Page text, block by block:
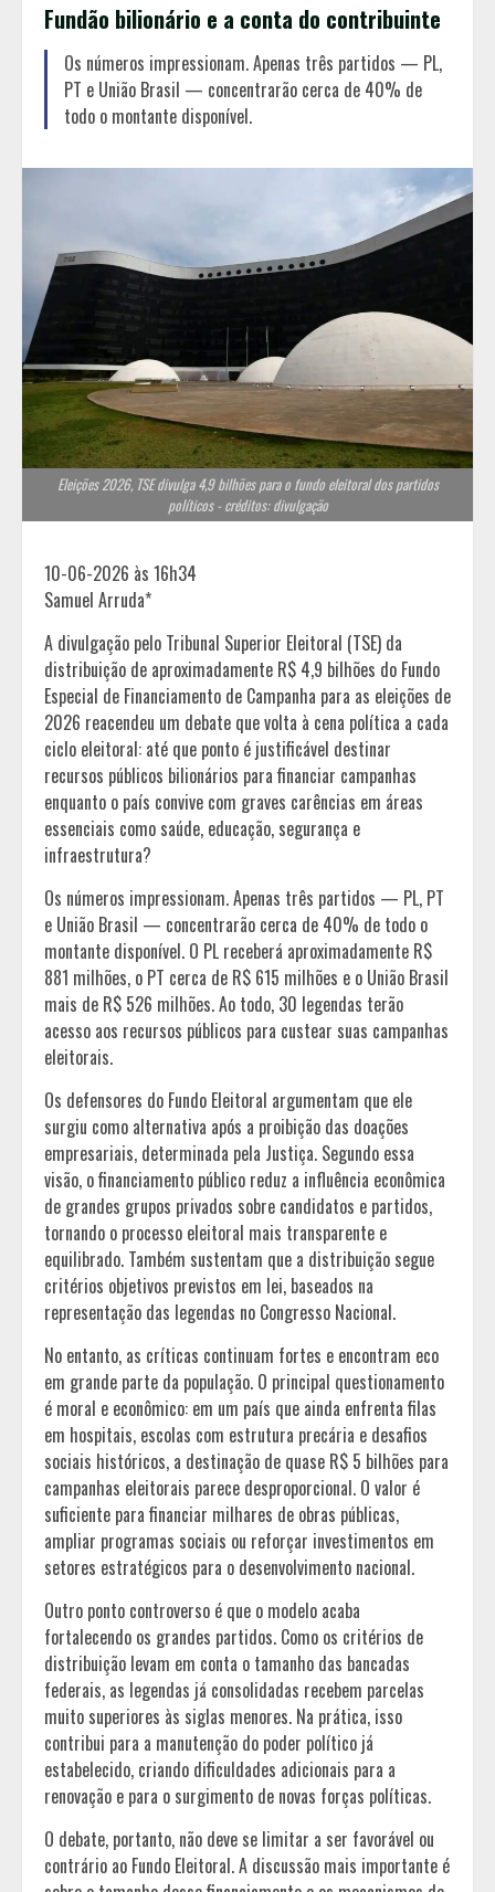
Fundão bilionário e a conta do contribuinte
Os números impressionam. Apenas três partidos — PL,
PT e União Brasil — concentrarão cerca de 40% de
todo o montante disponível.
Eleições 2026, TSE divulga 4,9 bilhões para o fundo eleitoral dos partidos
políticos - créditos: divulgação
10-06-2026 às 16h34
Samuel Arruda*
A divulgação pelo Tribunal Superior Eleitoral (TSE) da
distribuição de aproximadamente R$ 4,9 bilhões do Fundo
Especial de Financiamento de Campanha para as eleições de
2026 reacendeu um debate que volta à cena política a cada
ciclo eleitoral: até que ponto é justificável destinar
recursos públicos bilionários para financiar campanhas
enquanto o país convive com graves carências em áreas
essenciais como saúde, educação, segurança e
infraestrutura?
Os números impressionam. Apenas três partidos — PL, PT
e União Brasil — concentrarão cerca de 40% de todo o
montante disponível. O PL receberá aproximadamente R$
881 milhões, o PT cerca de R$ 615 milhões e o União Brasil
mais de R$ 526 milhões. Ao todo, 30 legendas terão
acesso aos recursos públicos para custear suas campanhas
eleitorais.
Os defensores do Fundo Eleitoral argumentam que ele
surgiu como alternativa após a proibição das doações
empresariais, determinada pela Justiça. Segundo essa
visão, o financiamento público reduz a influência econômica
de grandes grupos privados sobre candidatos e partidos,
tornando o processo eleitoral mais transparente e
equilibrado. Também sustentam que a distribuição segue
critérios objetivos previstos em lei, baseados na
representação das legendas no Congresso Nacional.
No entanto, as críticas continuam fortes e encontram eco
em grande parte da população. O principal questionamento
é moral e econômico: em um país que ainda enfrenta filas
em hospitais, escolas com estrutura precária e desafios
sociais históricos, a destinação de quase R$ 5 bilhões para
campanhas eleitorais parece desproporcional. O valor é
suficiente para financiar milhares de obras públicas,
ampliar programas sociais ou reforçar investimentos em
setores estratégicos para o desenvolvimento nacional.
Outro ponto controverso é que o modelo acaba
fortalecendo os grandes partidos. Como os critérios de
distribuição levam em conta o tamanho das bancadas
federais, as legendas já consolidadas recebem parcelas
muito superiores às siglas menores. Na prática, isso
contribui para a manutenção do poder político já
estabelecido, criando dificuldades adicionais para a
renovação e para o surgimento de novas forças políticas.
O debate, portanto, não deve se limitar a ser favorável ou
contrário ao Fundo Eleitoral. A discussão mais importante é